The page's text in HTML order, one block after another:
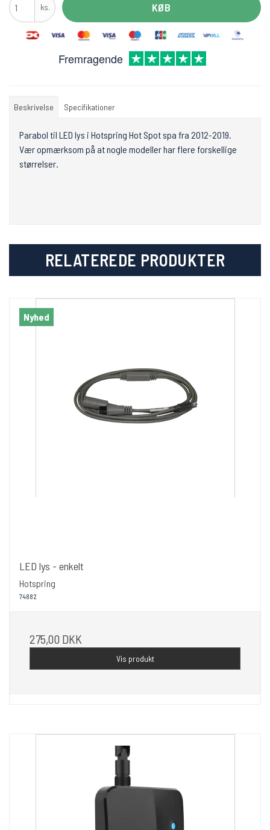
ks. KØB
Fremragende
Beskrivelse Specifikationer
Parabol til LED lys i Hotspring Hot Spot spa fra 2012-2019.
Vær opmærksom på at nogle modeller har flere forskellige
størrelser.
RELATEREDE PRODUKTER
Nyhed
LED lys - enkelt
Hotspring
74882
275,00 DKK
Vis produkt